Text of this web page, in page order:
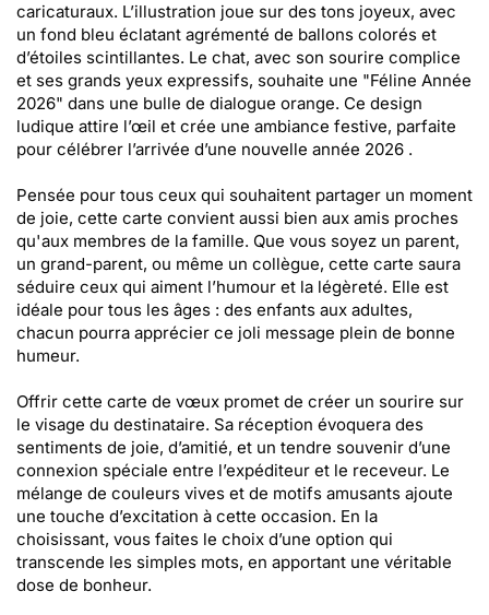
caricaturaux. L’illustration joue sur des tons joyeux, avec
un fond bleu éclatant agrémenté de ballons colorés et
d’étoiles scintillantes. Le chat, avec son sourire complice
et ses grands yeux expressifs, souhaite une "Féline Année
2026" dans une bulle de dialogue orange. Ce design
ludique attire l’œil et crée une ambiance festive, parfaite
pour célébrer l’arrivée d’une nouvelle année 2026 .
Pensée pour tous ceux qui souhaitent partager un moment
de joie, cette carte convient aussi bien aux amis proches
qu'aux membres de la famille. Que vous soyez un parent,
un grand-parent, ou même un collègue, cette carte saura
séduire ceux qui aiment l’humour et la légèreté. Elle est
idéale pour tous les âges : des enfants aux adultes,
chacun pourra apprécier ce joli message plein de bonne
humeur.
Offrir cette carte de vœux promet de créer un sourire sur
le visage du destinataire. Sa réception évoquera des
sentiments de joie, d’amitié, et un tendre souvenir d’une
connexion spéciale entre l’expéditeur et le receveur. Le
mélange de couleurs vives et de motifs amusants ajoute
une touche d’excitation à cette occasion. En la
choisissant, vous faites le choix d’une option qui
transcende les simples mots, en apportant une véritable
dose de bonheur.